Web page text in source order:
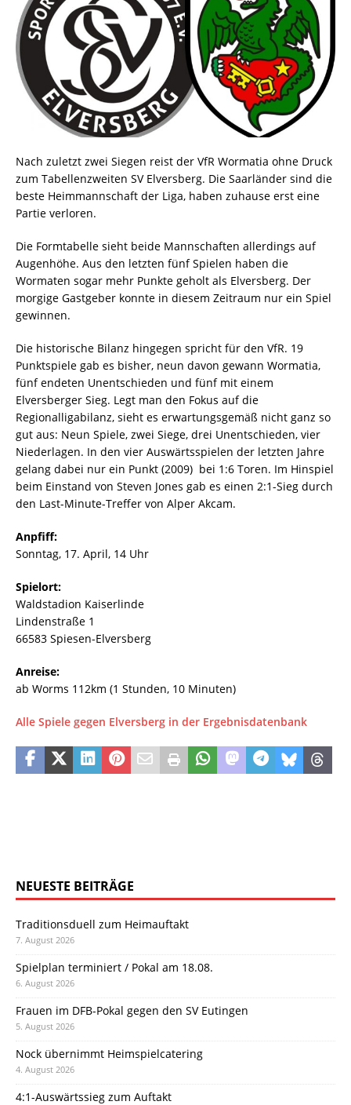
Nach zuletzt zwei Siegen reist der VfR Wormatia ohne Druck
zum Tabellenzweiten SV Elversberg. Die Saarländer sind die
beste Heimmannschaft der Liga, haben zuhause erst eine
Partie verloren.
Die Formtabelle sieht beide Mannschaften allerdings auf
Augenhöhe. Aus den letzten fünf Spielen haben die
Wormaten sogar mehr Punkte geholt als Elversberg. Der
morgige Gastgeber konnte in diesem Zeitraum nur ein Spiel
gewinnen.
Die historische Bilanz hingegen spricht für den VfR. 19
Punktspiele gab es bisher, neun davon gewann Wormatia,
fünf endeten Unentschieden und fünf mit einem
Elversberger Sieg. Legt man den Fokus auf die
Regionalligabilanz, sieht es erwartungsgemäß nicht ganz so
gut aus: Neun Spiele, zwei Siege, drei Unentschieden, vier
Niederlagen. In den vier Auswärtsspielen der letzten Jahre
gelang dabei nur ein Punkt (2009)  bei 1:6 Toren. Im Hinspiel
beim Einstand von Steven Jones gab es einen 2:1-Sieg durch
den Last-Minute-Treffer von Alper Akcam.
Anpfiff:
Sonntag, 17. April, 14 Uhr
Spielort:
Waldstadion Kaiserlinde
Lindenstraße 1
66583 Spiesen-Elversberg
Anreise:
ab Worms 112km (1 Stunden, 10 Minuten)
Alle Spiele gegen Elversberg in der Ergebnisdatenbank
NEUESTE BEITRÄGE
Traditionsduell zum Heimauftakt
7. August 2026
Spielplan terminiert / Pokal am 18.08.
6. August 2026
Frauen im DFB-Pokal gegen den SV Eutingen
5. August 2026
Nock übernimmt Heimspielcatering
4. August 2026
4:1-Auswärtssieg zum Auftakt